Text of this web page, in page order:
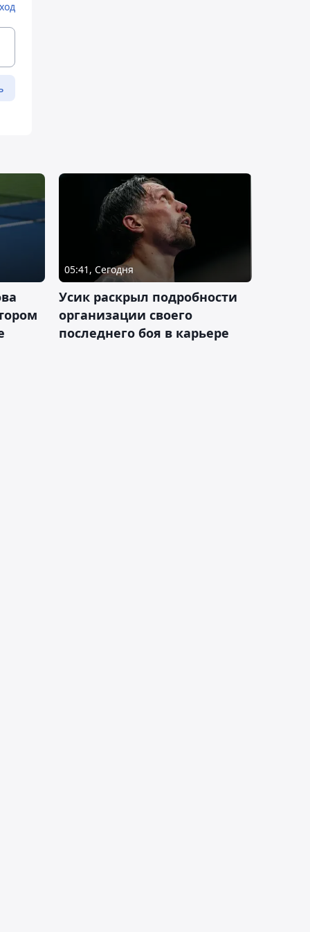
05:41, Сегодня
Усик раскрыл подробности
организации своего
последнего боя в карьере